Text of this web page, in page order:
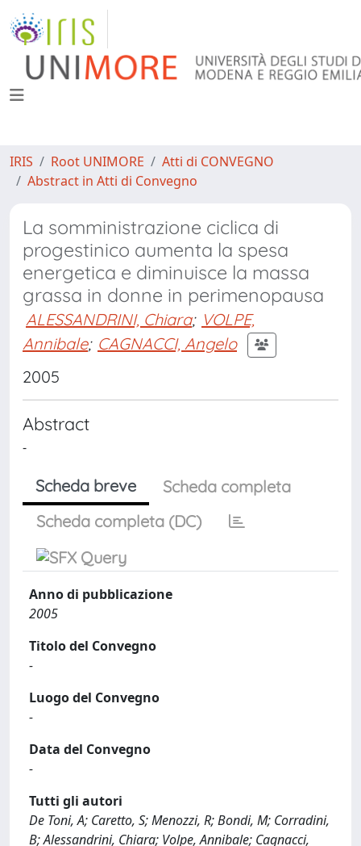
IRIS Root UNIMORE
Atti di CONVEGNO
Abstract in Atti di Convegno
La somministrazione ciclica di
progestinico aumenta la spesa
energetica e diminuisce la massa
grassa in donne in perimenopausa
ALESSANDRINI, Chiara; VOLPE,
Annibale; CAGNACCI, Angelo
2005
Abstract
-
Scheda breve
Scheda completa
Scheda completa (DC)
Anno di pubblicazione
2005
Titolo del Convegno
-
Luogo del Convegno
-
Data del Convegno
-
Tutti gli autori
De Toni, A; Caretto, S; Menozzi, R; Bondi, M; Corradini,
B; Alessandrini, Chiara; Volpe, Annibale; Cagnacci,